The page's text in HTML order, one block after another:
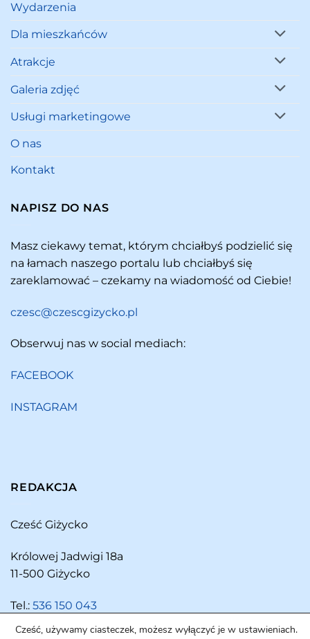
Wydarzenia
Dla mieszkańców
Atrakcje
Galeria zdjęć
Usługi marketingowe
O nas
Kontakt
NAPISZ DO NAS
Masz ciekawy temat, którym chciałbyś podzielić się
na łamach naszego portalu lub chciałbyś się
zareklamować – czekamy na wiadomość od Ciebie!
czesc@czescgizycko.pl
Obserwuj nas w social mediach:
FACEBOOK
INSTAGRAM
REDAKCJA
Cześć Giżycko
Królowej Jadwigi 18a
11-500 Giżycko
Tel.: 536 150 043
Cześć, używamy ciasteczek, możesz wyłączyć je w ustawieniach.